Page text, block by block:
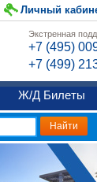
Личный
Экстренная
+7 (495)
+7 (499)
Ж/Д Билеты